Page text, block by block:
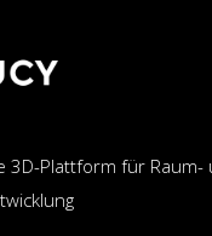
3D-Plattform für Raum-